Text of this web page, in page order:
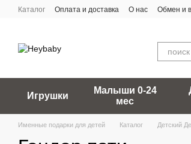
Перейти к основному контенту
Каталог Оплата и доставка О нас Обмен и
Игрушки
Малыши 0-24
мес
Именные подарки для детей Каталог Детский